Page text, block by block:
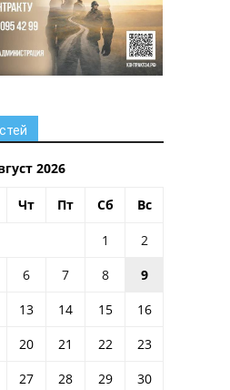
2026
Чт Пт Сб Вс
1
2
6 7 8
9
13 14 15
16
20 21 22
23
27 28 29
30